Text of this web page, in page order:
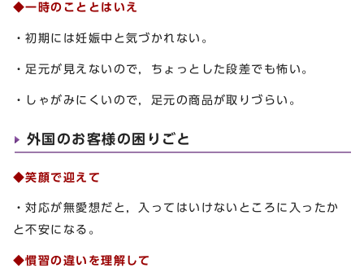
◆一時のこととはいえ
・初期には妊娠中と気づかれない。
・足元が見えないので，ちょっとした段差でも怖い。
・しゃがみにくいので，足元の商品が取りづらい。
外国のお客様の困りごと
◆笑顔で迎えて
・対応が無愛想だと，入ってはいけないところに入ったか
と不安になる。
◆慣習の違いを理解して